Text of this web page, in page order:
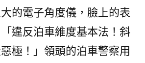
的電子角度儀，臉上的表
違反泊車維度基本法！斜
極！」領頭的泊車警察用